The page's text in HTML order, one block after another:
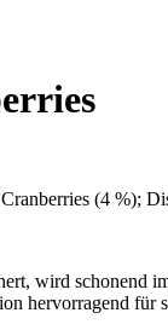
(4 %);
wird schonend
hervorragend für